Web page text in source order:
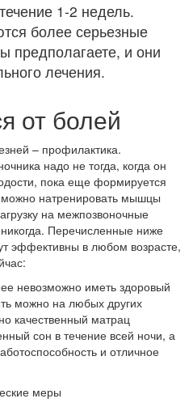
1-2 недель.
более серьезные
предполагаете, и они
лечения.
от болей
– профилактика.
надо не тогда, когда он
пока еще формируется
можно натренировать мышцы
на межпозвоночные
Перечисленные ниже
эффективны в любом возрасте,
невозможно иметь здоровый
можно на любых других
качественный матрац
сон в течение всей ночи, а
и отличное